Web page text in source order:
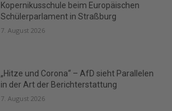
Kopernikusschule beim Europäischen
Schülerparlament in Straßburg
7. August 2026
„Hitze und Corona“ – AfD sieht Parallelen
in der Art der Berichterstattung
7. August 2026